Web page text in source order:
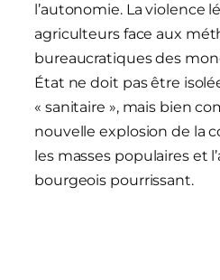
l’autonomie. La violence
agriculteurs face aux
bureaucratiques des
État ne doit pas être
« sanitaire », mais bien
nouvelle explosion de la
les masses populaires et
bourgeois pourrissant.